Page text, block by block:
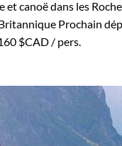
Forêts, collines, rivières
et canoë dans les
Prochain
$CAD / pers.